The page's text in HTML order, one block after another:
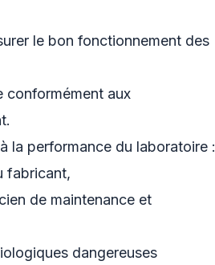
le bon fonctionnement des
conformément aux
la performance du laboratoire :
fabricant,
de maintenance et
dangereuses